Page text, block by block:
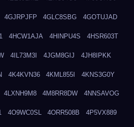
4GJRPJFP 4GLC8SBG 4GOTUJAD
4HCW1AJA 4HINPU4S 4HSR603T
4IL73M3I 4JGM8GIJ 4JH8IPKK
4K4KVN36 4KML855I 4KNS3G0Y
4LXNH9M8 4M8RR8DW 4NNSAVOG
4O9WC0SL 4ORR508B 4P5VX889